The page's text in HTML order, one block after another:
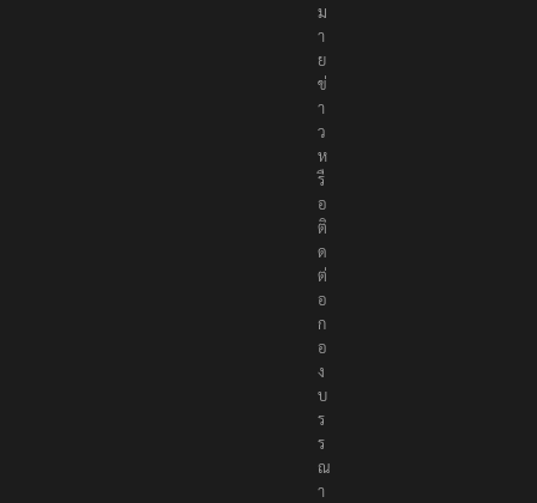
ม
า
ย
ข่
า
ว
ห
รื
อ
ติ
ด
ต่
อ
ก
อ
ง
บ
ร
ร
ณ
า